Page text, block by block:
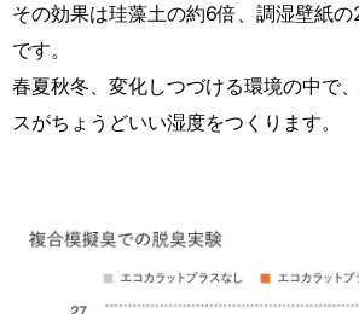
その効果は珪藻土の約6倍、調湿壁紙
です。
春夏秋冬、変化しつづける環境の中で
スがちょうどいい湿度をつくります。